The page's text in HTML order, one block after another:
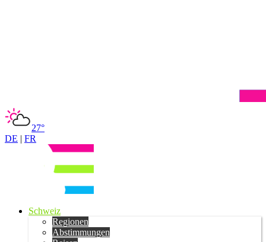
27°
DE | FR
Schweiz
Regionen
Abstimmungen